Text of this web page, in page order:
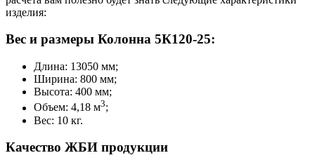
изделия:
Вес и размеры Колонна 5К120-25:
Длина: 13050 мм;
Ширина: 800 мм;
Высота: 400 мм;
Объем: 4,18 м3;
Вес: 10 кг.
Качество ЖБИ продукции